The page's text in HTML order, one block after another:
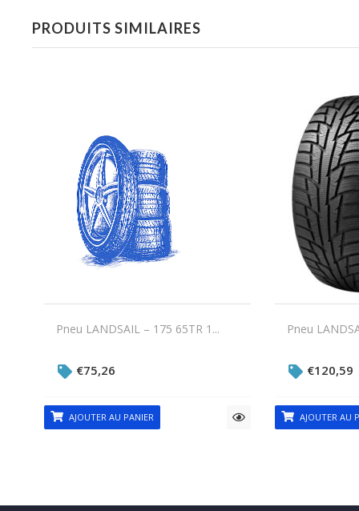
PRODUITS SIMILAIRES
Pneu LANDSAIL – 175 65TR 1...
€75,26
AJOUTER AU PANIER
Pneu
€120,59
AJOUTER AU